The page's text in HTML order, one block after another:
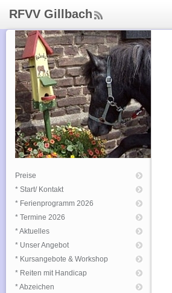
RFVV Gillbach
d
Rs
s
Preise
* Start/ Kontakt
* Ferienprogramm 2026
* Termine 2026
* Aktuelles
* Unser Angebot
* Kursangebote & Workshop
* Reiten mit Handicap
* Abzeichen